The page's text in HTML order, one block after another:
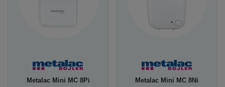
Metalac Mini MC 8Pi Metalac Mini MC 8Ni